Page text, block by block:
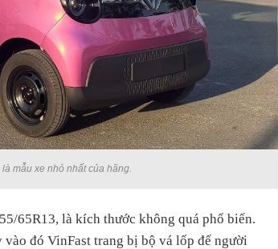
mẫu xe nhỏ nhất của hãng.
65R13, là kích thước không quá phổ biến.
đó VinFast trang bị bộ vá lốp để người